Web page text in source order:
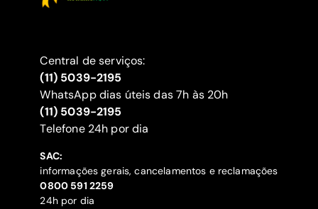
Central de serviços:
(11) 5039-2195
WhatsApp dias úteis das 7h às 20h
(11) 5039-2195
‍Telefone 24h por dia
SAC:
informações gerais, cancelamentos e reclamações
‍0800 591 2259
24h por dia